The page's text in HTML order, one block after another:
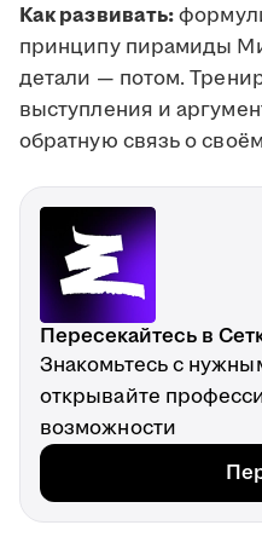
Как развивать:
принципу пирамиды
детали — потом.
выступления и
обратную связь о
Пересекайтесь в
Знакомьтесь с
открывайте
возможности